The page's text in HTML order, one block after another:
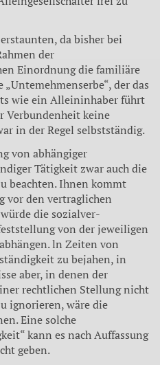
da bisher bei
der
Einordnung die familiäre
der das
wie ein Allein­inhaber führt
Verbundenheit keine
in der Regel selbstständig.
von abhängiger
Tä­tigkeit zwar auch die
beachten. Ihnen kommt
vor den vertraglichen
die sozialver­
von der jeweiligen
ln Zeiten von
zu bejahen, in
aber, in denen der
rechtlichen Stellung nicht
ignorieren, wäre die
Eine solche
kann es nach Auffassung
geben.